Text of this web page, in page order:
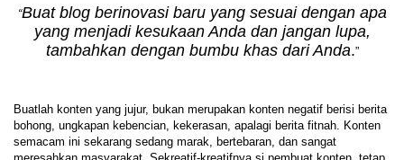
“Buat blog berinovasi baru yang sesuai dengan apa
yang menjadi kesukaan Anda dan jangan lupa,
tambahkan dengan bumbu khas dari Anda.”
Buatlah konten yang jujur, bukan merupakan konten negatif berisi berita
bohong, ungkapan kebencian, kekerasan, apalagi berita fitnah. Konten
semacam ini sekarang sedang marak, bertebaran, dan sangat